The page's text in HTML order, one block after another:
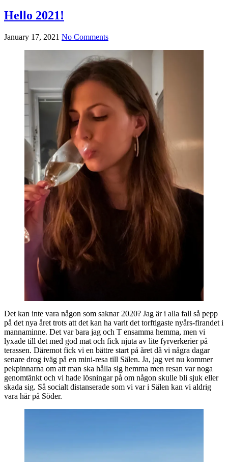
Hello 2021!
January 17, 2021 No Comments
Det kan inte vara någon som saknar 2020? Jag är i alla fall så pepp
på det nya året trots att det kan ha varit det torftigaste nyårs-firandet i
mannaminne. Det var bara jag och T ensamma hemma, men vi
lyxade till det med god mat och fick njuta av lite fyrverkerier på
terassen. Däremot fick vi en bättre start på året då vi några dagar
senare drog iväg på en mini-resa till Sälen. Ja, jag vet nu kommer
pekpinnarna om att man ska hålla sig hemma men resan var noga
genomtänkt och vi hade lösningar på om någon skulle bli sjuk eller
skada sig. Så socialt distanserade som vi var i Sälen kan vi aldrig
vara här på Söder.